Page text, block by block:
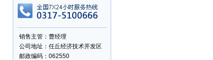
销售主管： 曹经理
公司地址： 任丘经济技术开发区
邮政编码： 062550